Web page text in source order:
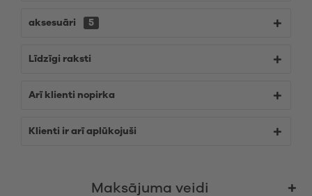
aksesuāri 5
Līdzīgi raksti
Arī klienti nopirka
Klienti ir arī aplūkojuši
Maksājuma veidi